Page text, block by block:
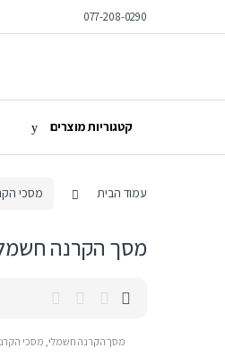
to
to
077-208-0290
קטגוריות מוצרים
עמוד הבית מסכי
מסך הקרנה
מסך הקרנה חשמלי,מסכי